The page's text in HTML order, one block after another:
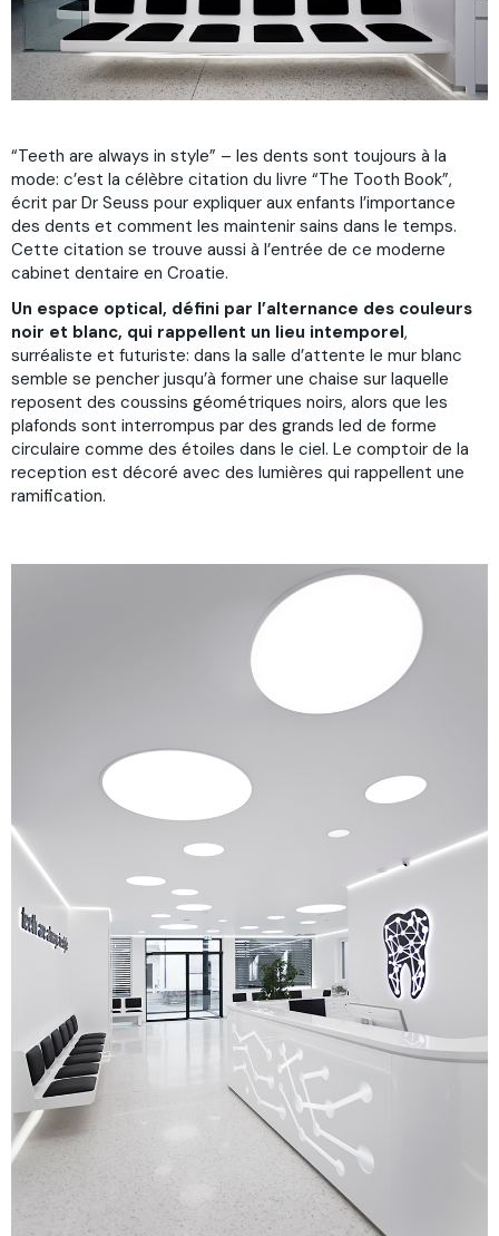
“Teeth are always in style” – les dents sont toujours à la
mode: c’est la célèbre citation du livre “The Tooth Book”,
écrit par Dr Seuss pour expliquer aux enfants l’importance
des dents et comment les maintenir sains dans le temps.
Cette citation se trouve aussi à l’entrée de ce moderne
cabinet dentaire en Croatie.
Un espace optical, défini par l’alternance des couleurs
noir et blanc, qui rappellent un lieu intemporel,
surréaliste et futuriste: dans la salle d’attente le mur blanc
semble se pencher jusqu’à former une chaise sur laquelle
reposent des coussins géométriques noirs, alors que les
plafonds sont interrompus par des grands led de forme
circulaire comme des étoiles dans le ciel. Le comptoir de la
reception est décoré avec des lumières qui rappellent une
ramification.